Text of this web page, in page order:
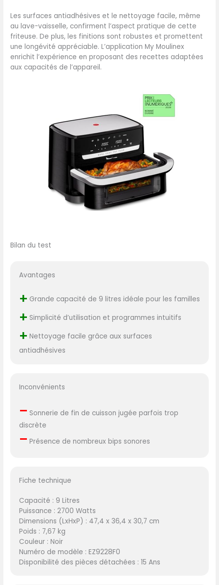
Les surfaces antiadhésives et le nettoyage facile, même
au lave-vaisselle, confirment l’aspect pratique de cette
friteuse. De plus, les finitions sont robustes et promettent
une longévité appréciable. L’application My Moulinex
enrichit l’expérience en proposant des recettes adaptées
aux capacités de l’appareil.
Bilan du test
Avantages
+ Grande capacité de 9 litres idéale pour les familles
+ Simplicité d’utilisation et programmes intuitifs
+ Nettoyage facile grâce aux surfaces
antiadhésives
Inconvénients
– Sonnerie de fin de cuisson jugée parfois trop
discrète
– Présence de nombreux bips sonores
Fiche technique
Capacité : 9 Litres
Puissance : 2700 Watts
Dimensions (LxHxP) : 47,4 x 36,4 x 30,7 cm
Poids : 7,67 kg
Couleur : Noir
Numéro de modèle : EZ9228F0
Disponibilité des pièces détachées : 15 Ans